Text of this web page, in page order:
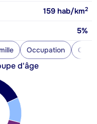
159 hab/km2
5%
Occupation
d'âge